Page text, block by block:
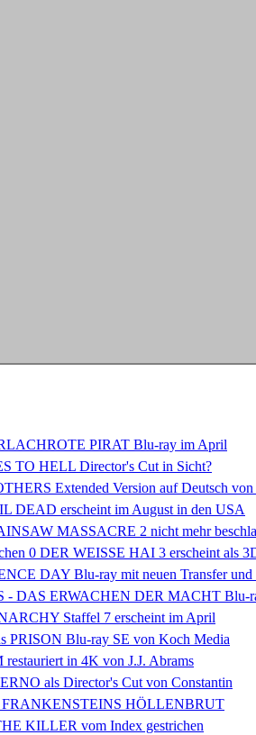
PIRAT Blu-ray im April
TO HELL Director's Cut in Sicht?
Extended Version auf Deutsch von
DEAD erscheint im August in den USA
MASSACRE 2 nicht mehr
0 DER WEISSE HAI 3 erscheint als
DAY Blu-ray mit neuen Transfer und
- DAS ERWACHEN DER MACHT Blu-
Staffel 7 erscheint im April
PRISON Blu-ray SE von Koch Media
in 4K von J.J. Abrams
als Director's Cut von Constantin
FRANKENSTEINS HÖLLENBRUT
KILLER vom Index gestrichen